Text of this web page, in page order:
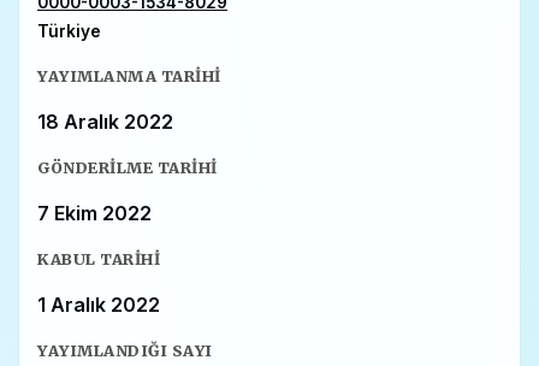
Türkiye
YAYIMLANMA TARIHI
18 Aralık 2022
GÖNDERILME TARIHI
7 Ekim 2022
KABUL TARIHI
1 Aralık 2022
YAYIMLANDIĞI SAYI